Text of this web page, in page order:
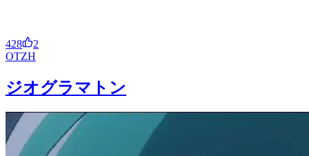
428
2
OTZH
ジオグラマトン